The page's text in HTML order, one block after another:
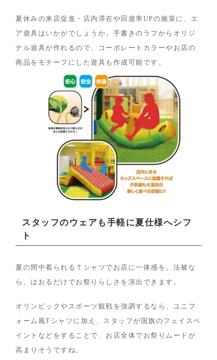
夏休みの来店促進・店内滞在や回遊率UPの施策に、エ
ア遊具はいかがでしょうか。手書きのラフからオリジ
ナル遊具が作れるので、コーポレートカラーやお店の
商品をモチーフにした遊具も作成可能です。
スタッフのウェアも手軽に夏仕様へシフ
ト
夏の間中着られるＴシャツでお店に一体感を。法被な
ら、はおるだけでお祭りらしさを演出できます。
オリンピックやスポーツ観戦を強調するなら、ユニフ
ォーム風Tシャツに加え、スタッフが国旗のフェイスペ
イントなどをすることで、お店全体でお祭りムードが
高まりそうですね。